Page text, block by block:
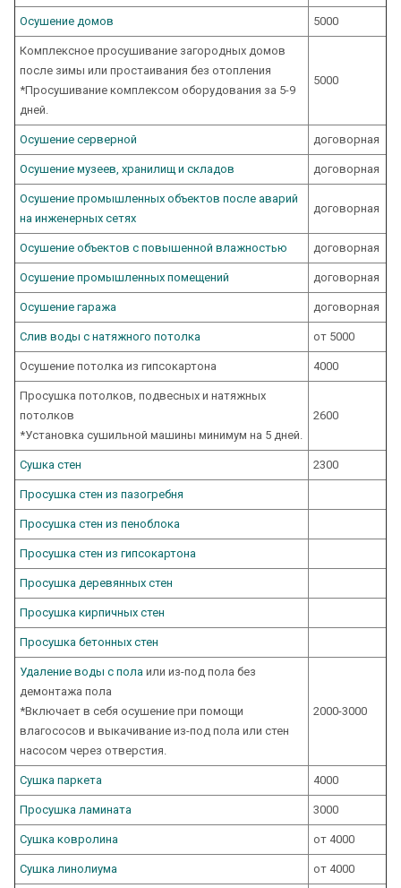
Осушение домов 5000
Комплексное просушивание загородных домов
после зимы или простаивания без отопления
*Просушивание комплексом оборудования за 5-9
дней.
5000
Осушение серверной договорная
Осушение музеев, хранилищ и складов договорная
Осушение промышленных объектов после аварий
на инженерных сетях
договорная
Осушение объектов с повышенной влажностью договорная
Осушение промышленных помещений договорная
Осушение гаража договорная
Слив воды с натяжного потолка от 5000
Осушение потолка из гипсокартона 4000
Просушка потолков, подвесных и натяжных
потолков
*Установка сушильной машины минимум на 5 дней.
2600
Сушка стен 2300
Просушка стен из пазогребня
Просушка стен из пеноблока
Просушка стен из гипсокартона
Просушка деревянных стен
Просушка кирпичных стен
Просушка бетонных стен
Удаление воды с пола или из-под пола без
демонтажа пола
*Включает в себя осушение при помощи
влагососов и выкачивание из-под пола или стен
насосом через отверстия.
2000-3000
Сушка паркета 4000
Просушка ламината 3000
Сушка ковролина от 4000
Сушка линолиума от 4000